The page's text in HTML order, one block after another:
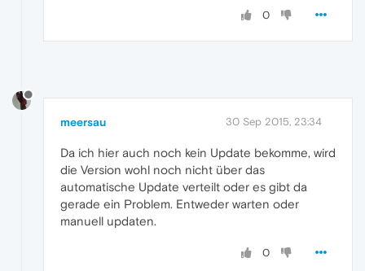
0
meersau 30 Sep 2015, 23:34
Da ich hier auch noch kein Update bekomme, wird
die Version wohl noch nicht über das
automatische Update verteilt oder es gibt da
gerade ein Problem. Entweder warten oder
manuell updaten.
0